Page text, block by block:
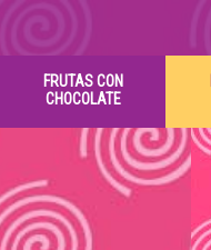
FRUTAS CON
CHOCOLATE